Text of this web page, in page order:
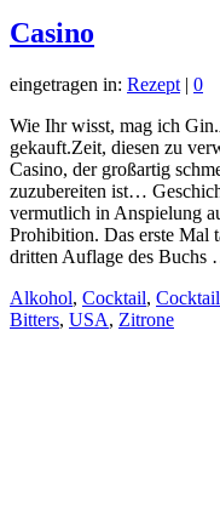
Casino
eingetragen in: Rezept | 0
Wie Ihr wisst, mag ich
gekauft.Zeit, diesen zu
Casino, der großartig
zuzubereiten ist…
vermutlich in Anspielung
Prohibition. Das erste Mal
dritten Auflage des Buchs
Alkohol, Cocktail,
Bitters, USA, Zitrone